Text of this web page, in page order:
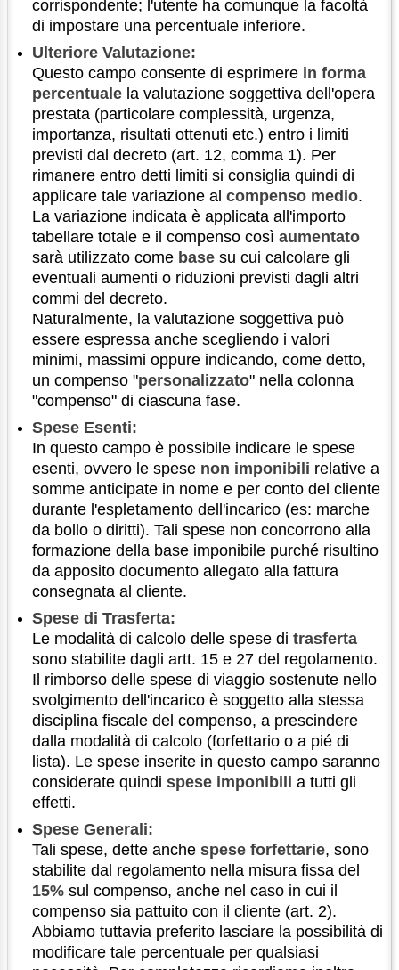
corrispondente; l'utente ha comunque la facoltà
di impostare una percentuale inferiore.
Ulteriore Valutazione:
Questo campo consente di esprimere in forma
percentuale la valutazione soggettiva dell'opera
prestata (particolare complessità, urgenza,
importanza, risultati ottenuti etc.) entro i limiti
previsti dal decreto (art. 12, comma 1). Per
rimanere entro detti limiti si consiglia quindi di
applicare tale variazione alcompenso medio.
La variazione indicata è applicata all'importo
tabellare totale e il compenso cosìaumentato
sarà utilizzato come base su cui calcolare gli
eventuali aumenti o riduzioni previsti dagli altri
commi del decreto.
Naturalmente, la valutazione soggettiva può
essere espressa anche scegliendo i valori
minimi, massimi oppure indicando, come detto,
un compenso "personalizzato" nella colonna
"compenso" di ciascuna fase.
Spese Esenti:
In questo campo è possibile indicare le spese
esenti, ovvero le spese non imponibili relative a
somme anticipate in nome e per conto del cliente
durante l'espletamento dell'incarico (es: marche
da bollo o diritti). Tali spese non concorrono alla
formazione della base imponibile purché risultino
da apposito documento allegato alla fattura
consegnata al cliente.
Spese di Trasferta:
Le modalità di calcolo delle spese ditrasferta
sono stabilite dagli artt. 15 e 27 del regolamento.
Il rimborso delle spese di viaggio sostenute nello
svolgimento dell'incarico è soggetto alla stessa
disciplina fiscale del compenso, a prescindere
dalla modalità di calcolo (forfettario o a pié di
lista). Le spese inserite in questo campo saranno
considerate quindispese imponibili a tutti gli
effetti.
Spese Generali:
Tali spese, dette anchespese forfettarie, sono
stabilite dal regolamento nella misura fissa del
15% sul compenso, anche nel caso in cui il
compenso sia pattuito con il cliente (art. 2).
Abbiamo tuttavia preferito lasciare la possibilità di
modificare tale percentuale per qualsiasi